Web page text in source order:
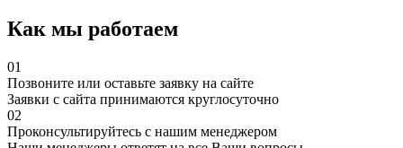
Как мы работаем
01
Позвоните или оставьте заявку на сайте
Заявки с сайта принимаются круглосуточно
02
Проконсультируйтесь с нашим менеджером